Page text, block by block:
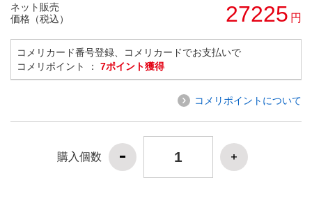
ネット販売
価格（税込）
27225 円
コメリカード番号登録、コメリカードでお支払いで
コメリポイント ： 7ポイント獲得
コメリポイントについて
購入個数